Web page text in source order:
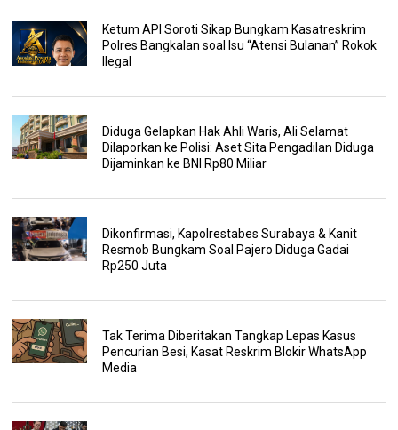
Ketum API Soroti Sikap Bungkam Kasatreskrim
Polres Bangkalan soal Isu “Atensi Bulanan” Rokok
Ilegal
Diduga Gelapkan Hak Ahli Waris, Ali Selamat
Dilaporkan ke Polisi: Aset Sita Pengadilan Diduga
Dijaminkan ke BNI Rp80 Miliar
Dikonfirmasi, Kapolrestabes Surabaya & Kanit
Resmob Bungkam Soal Pajero Diduga Gadai
Rp250 Juta
Tak Terima Diberitakan Tangkap Lepas Kasus
Pencurian Besi, Kasat Reskrim Blokir WhatsApp
Media